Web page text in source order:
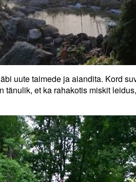
uute taimede ja aiandita. Kord
tänulik, et ka rahakotis miskit